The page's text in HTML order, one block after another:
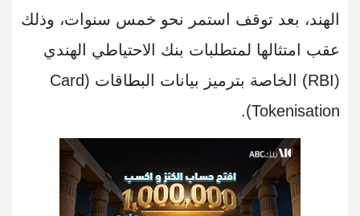
الهند، بعد توقف استمر نحو خمس سنوات، وذلك
عقب امتثالها لمتطلبات بنك الاحتياطي الهندي
(RBI) الخاصة بترميز بيانات البطاقات (Card
Tokenisation).